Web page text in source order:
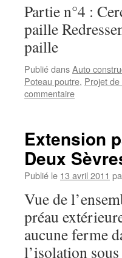
Partie n°4 :
paille
paille
Publié dansAuto
Poteau poutre, Projet
commentaire
Extension
Deux
Publié le 13 avril 2011
Vue de
préau
aucune ferme
l’isolation